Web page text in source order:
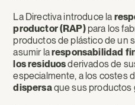
La Directiva introduce la
productor (RAP)para los
productos de plástico de un
asumir laresponsabilidad
los residuosderivados de
especialmente, a los costes
dispersaque sus productos